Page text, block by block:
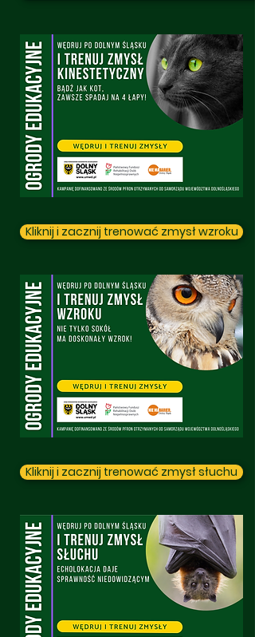
Kliknij i zacznij trenować zmysł wzroku
Kliknij i zacznij trenować zmysł słuchu